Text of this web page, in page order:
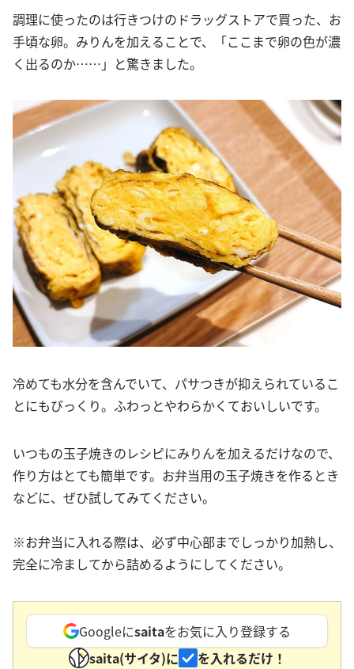
調理に使ったのは行きつけのドラッグストアで買った、お
手頃な卵。みりんを加えることで、「ここまで卵の色が濃
く出るのか……」と驚きました。
冷めても水分を含んでいて、パサつきが抑えられているこ
とにもびっくり。ふわっとやわらかくておいしいです。
いつもの玉子焼きのレシピにみりんを加えるだけなので、
作り方はとても簡単です。お弁当用の玉子焼きを作るとき
などに、ぜひ試してみてください。
※お弁当に入れる際は、必ず中心部までしっかり加熱し、
完全に冷ましてから詰めるようにしてください。
Googleにsaitaをお気に入り登録する
saita(サイタ)に
を入れるだけ！